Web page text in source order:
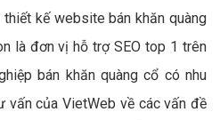
kế website bán khăn quàng
là đơn vị hỗ trợ SEO top 1 trên
bán khăn quàng cổ có nhu
vấn của VietWeb về các vấn đề